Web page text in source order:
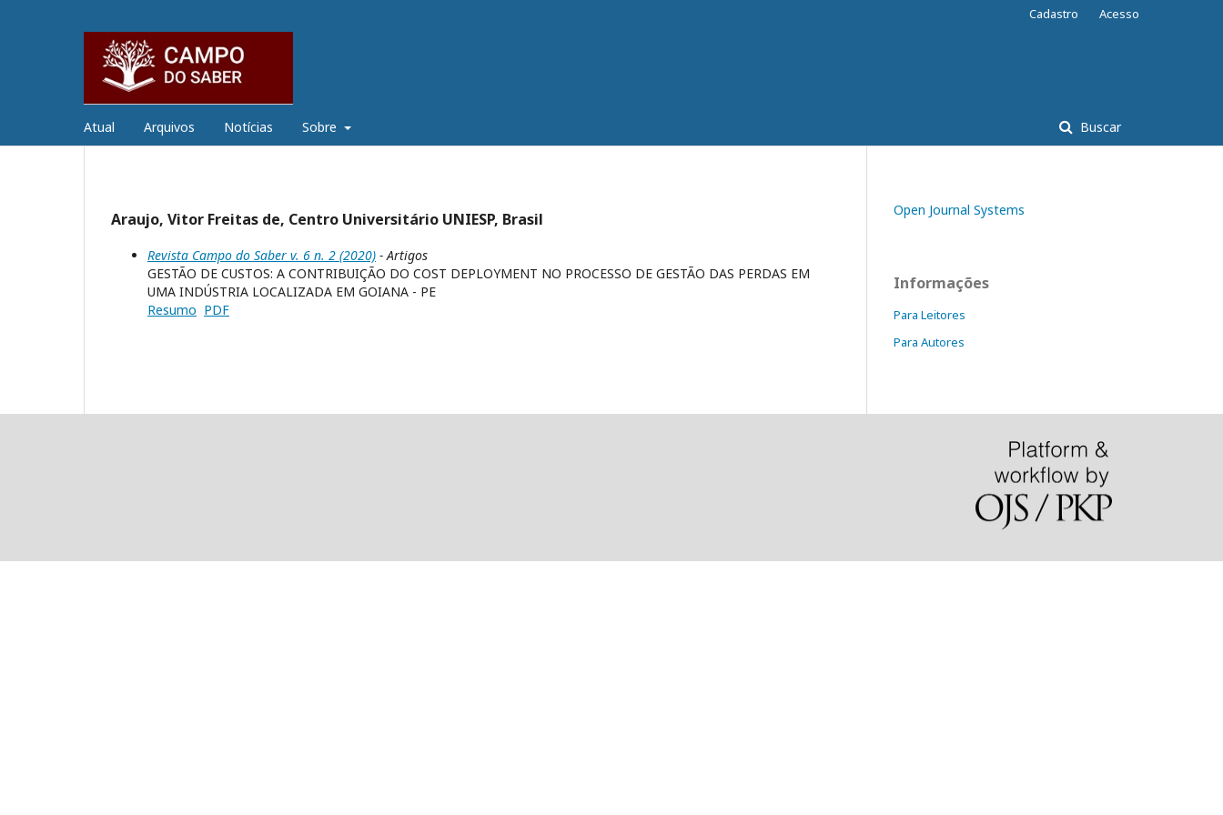
Atual Arquivos Notícias Sobre Buscar
Cadastro Acesso
Araujo, Vitor Freitas de, Centro Universitário UNIESP, Brasil
Revista Campo do Saber v. 6 n. 2 (2020) - Artigos
GESTÃO DE CUSTOS: A CONTRIBUIÇÃO DO COST DEPLOYMENT NO PROCESSO DE GESTÃO DAS PERDAS EM
UMA INDÚSTRIA LOCALIZADA EM GOIANA - PE
Resumo PDF
Open Journal Systems
Informações
Para Leitores
Para Autores